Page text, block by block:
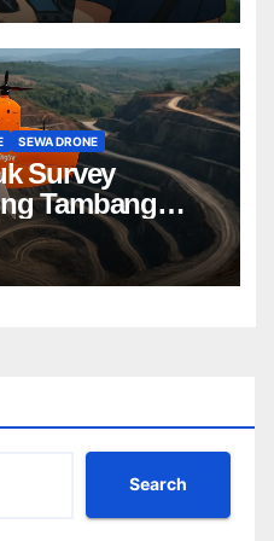
SEWA DRONE
Survey
Tambang
& Akurat
Search